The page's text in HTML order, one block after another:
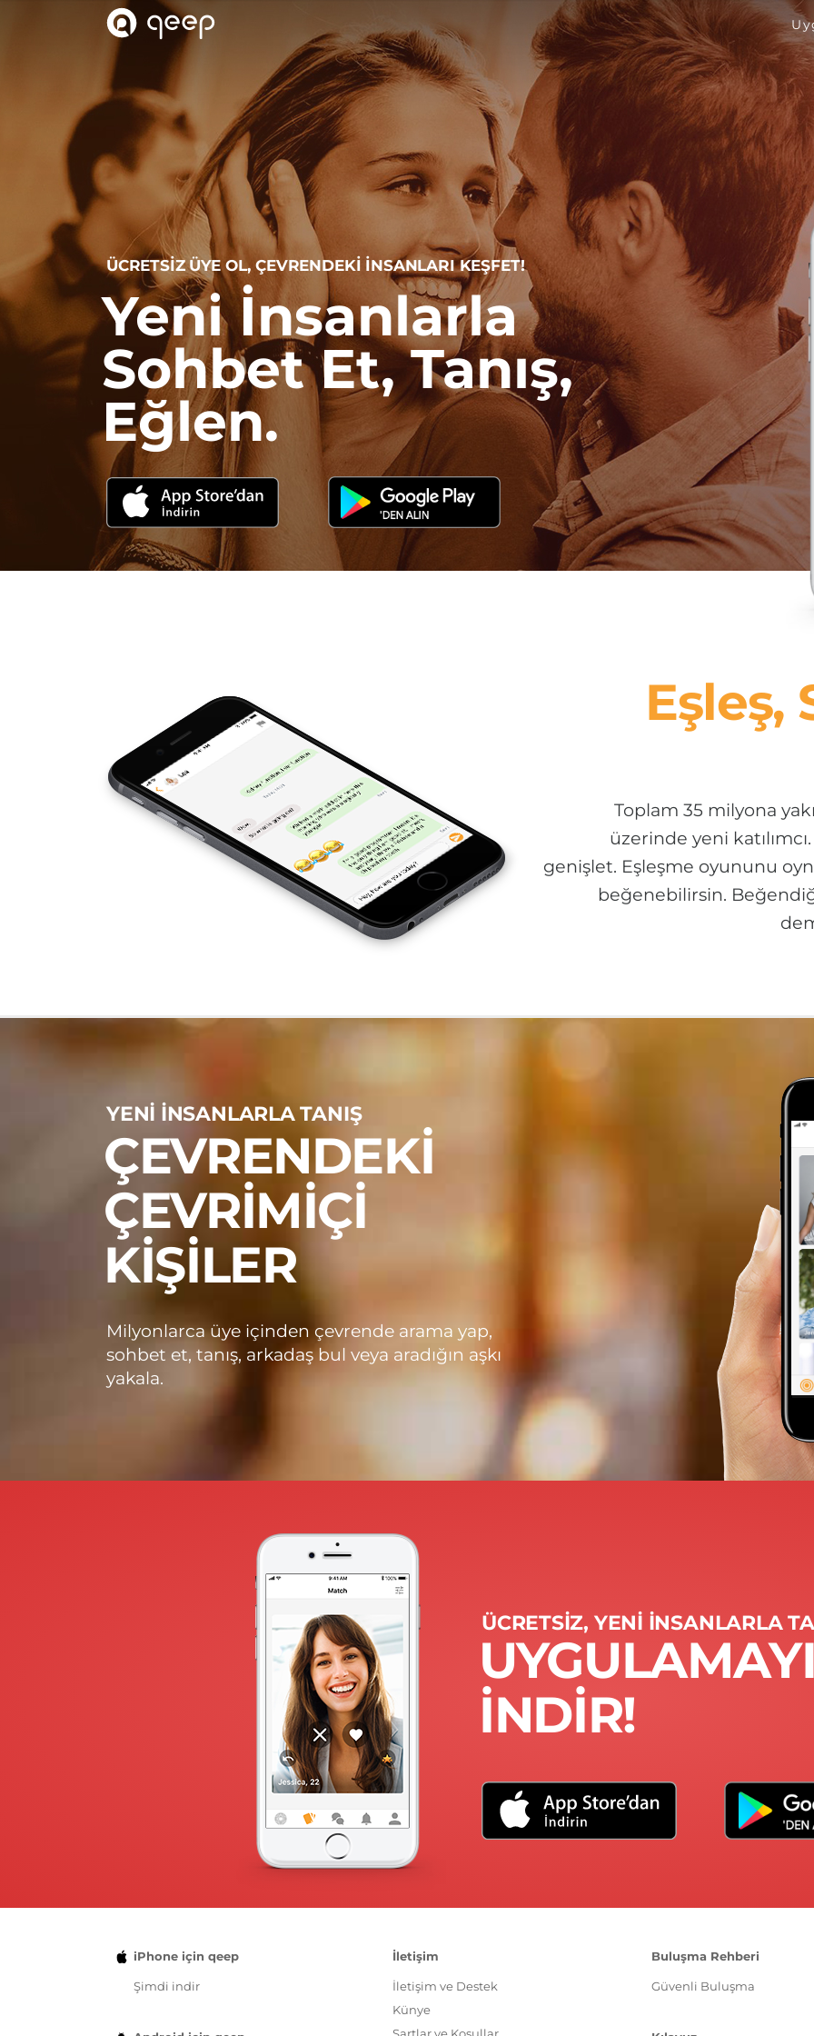
QEEP Navigasyon
Dil
ÜCRETSIZ ÜYE OL, ÇEVRENDEKI INSANLARI KEŞFET!
Yeni İnsanlarla
Sohbet Et, Tanış,
Eğlen.
Eşleş,
Toplam 35 milyona
üzerinde yeni
genişlet. Eşleşme oyununu
beğenebilirsin.
YENI INSANLARLA TANIŞ
ÇEVRENDEKI
ÇEVRIMIÇI
KIŞILER
Milyonlarca üye içinden çevrende arama yap,
sohbet et, tanış, arkadaş bul veya aradığın aşkı
yakala.
ÜCRETSIZ, YENI INSANLARLA
INDIR!
iPhone için qeep
Şimdi indir
İletişim
İletişim ve Destek
Künye
Buluşma Rehberi
Güvenli Buluşma